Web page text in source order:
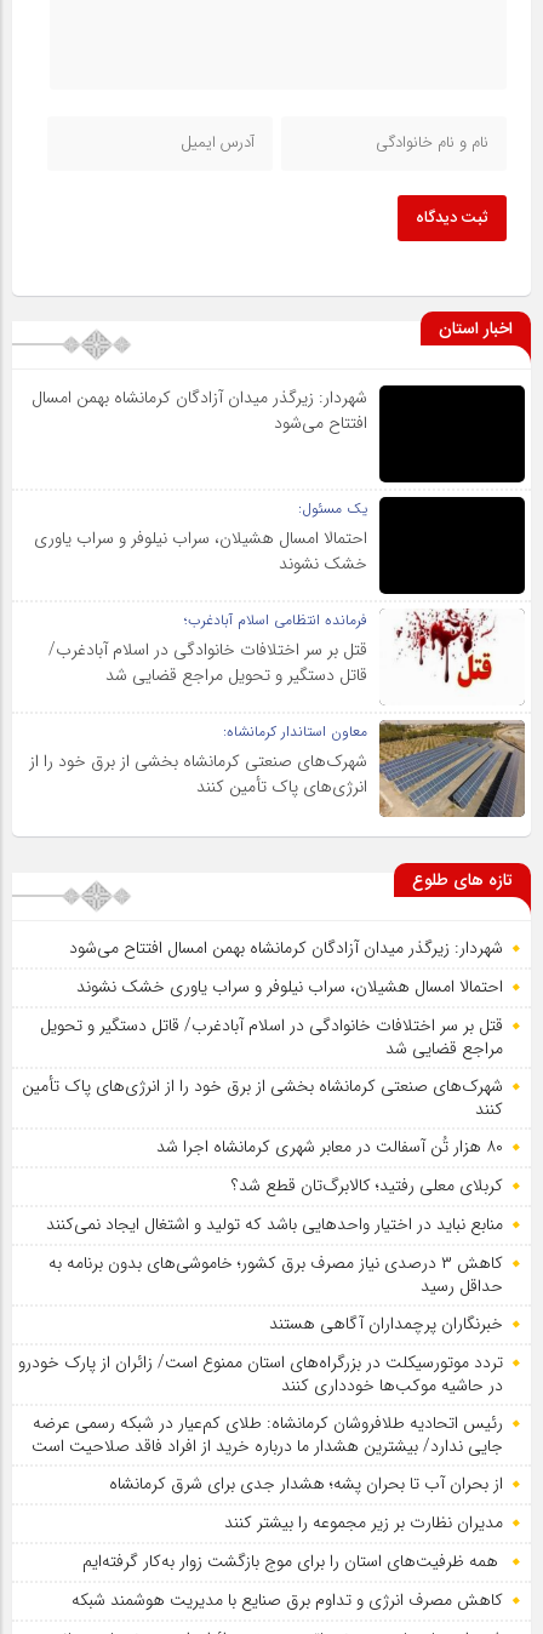
ثبت دیدگاه
اخبار استان
شهردار: زیرگذر میدان آزادگان کرمانشاه بهمن امسال
افتتاح می‌شود
یک مسئول:
احتمالا امسال هشیلان، سراب نیلوفر و سراب یاوری
خشک نشوند
فرمانده انتظامی اسلام آبادغرب؛
قتل بر سر اختلافات خانوادگی در اسلام آبادغرب/
قاتل دستگیر و تحویل مراجع قضایی شد
معاون استاندار کرمانشاه:
شهرک‌های صنعتی کرمانشاه بخشی از برق خود را از
انرژی‌های پاک تأمین کنند
تازه های طلوع
شهردار: زیرگذر میدان آزادگان کرمانشاه بهمن امسال افتتاح می‌شود
احتمالا امسال هشیلان، سراب نیلوفر و سراب یاوری خشک نشوند
قتل بر سر اختلافات خانوادگی در اسلام آبادغرب/ قاتل دستگیر و تحویل
مراجع قضایی شد
شهرک‌های صنعتی کرمانشاه بخشی از برق خود را از انرژی‌های پاک تأمین
کنند
۸۰ هزار تُن آسفالت در معابر شهری کرمانشاه اجرا شد
کربلای معلی رفتید؛ کالابرگ‌تان قطع شد؟
منابع نباید در اختیار واحدهایی باشد که تولید و اشتغال ایجاد نمی‌کنند
کاهش ۳ درصدی نیاز مصرف برق کشور؛ خاموشی‌های بدون برنامه به
حداقل رسید
خبرنگاران پرچمداران آگاهی هستند
تردد موتورسیکلت در بزرگراه‌های استان ممنوع است/ زائران از پارک خودرو
در حاشیه موکب‌ها خودداری کنند
رئیس اتحادیه طلافروشان کرمانشاه: طلای کم‌عیار در شبکه رسمی عرضه
جایی ندارد/ بیشترین هشدار ما درباره خرید از افراد فاقد صلاحیت است
از بحران آب تا بحران پشه؛ هشدار جدی برای شرق کرمانشاه
مدیران نظارت بر زیر مجموعه را بیشتر کنند
همه ظرفیت‌های استان را برای موج بازگشت زوار به‌کار گرفته‌ایم
کاهش مصرف انرژی و تداوم برق صنایع با مدیریت هوشمند شبکه